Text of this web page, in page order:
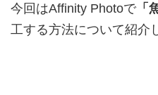
今回はAffinity Photoで「
工する方法について紹介